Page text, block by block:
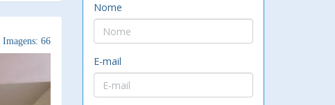
Imagens: 66
Nome
E-mail